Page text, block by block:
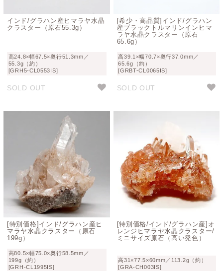
インド/グラハン産ヒマラヤ水晶
クラスター（原石55.3g）
高24.8×幅67.5×奥行51.3mm／
55.3g（約）
[GRH5-CL0553IS]
SOLD OUT
[希少・高品質]インド/グラハン
産ブラックトルマリンインヒマ
ラヤ水晶クラスター（原石
65.6g）
高39.1×幅70.7×奥行37.0mm／
65.6g（約）
[GRBT-CL0065IS]
SOLD OUT
[特別価格]インド/グラハン産ヒ
マラヤ水晶クラスター（原石
199g）
高80.5×幅75.0×奥行58.5mm／
199g（約）
[GRH-CL1995IS]
[特別価格/インド/グラハン産]オ
レンジヒマラヤ水晶クラスター/
ミニサイズ原石（高い発色）
高31×77.5×60mm／113.2g（約）
[GRA-CH003IS]